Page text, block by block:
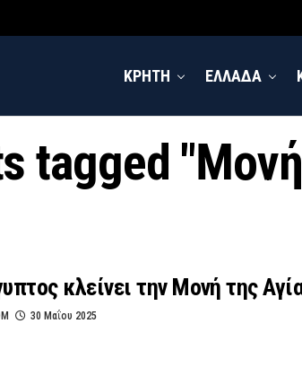
ΚΡΗΤΗ ΕΛΛΑΔΑ
tagged "Μονή
κλείνει την Μονή της
30 Μαΐου 2025